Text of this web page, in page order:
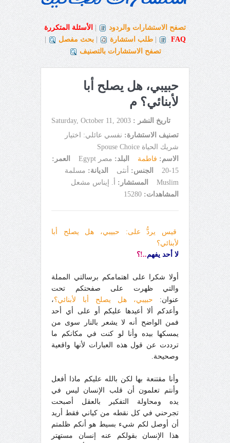
تصفح الاستشارات والردود
الأسئلة المتكررة
FAQ
طلب استشارة بحث مفصل
تصفح الاستشارات بالتصنيف
حبيبي، هل يصلح أبا
لأبنائي؟ م
تاريخ النشر : Saturday, October 11, 2003
تصنيف الاستشارة: نفسي عائلي: اختيار
شريك الحياة Spouse Choice
الاسم: فاطمة البلد: مصر Egypt
العمر:
15-20
الجنس: أنثى الديانة: مسلمة
Muslim
المستشار:
أ. إيناس مشعل
المشاهدات: 15280
قيس يردُّ على: حبيبي، هل يصلح أبا
لأبنائي؟
لا أحد يفهم..!؟
أولا شكرا على اهتمامكم برسالتي المملة
والتي ظهرت على صفحتكم تحت
عنوان: حبيبي، هل يصلح أبا لأبنائي؟،
وأعدكم ألا أعيدها عليكم أو على أي أحد
فمن الواضح أنه لا يشعر بالنار سوى من
يمسكها بيده وأنا لو كنت في مكانكم ما
ترددت عن قول هذه العبارات لأنها واقعية
وصحيحة.
وأنا مقتنعة بها لكن بالله عليكم ماذا أفعل
وأنتم تعلمون أن قلب الإنسان ليس في
يده ومحاولة التفكير بالعقل أصبحت
تجرحني في كل نقطه من كياني فقط أريد
أن أوصل لكم شيء بسيط هو أنكم ظلمتم
هذا الإنسان بقولكم عنه إنسان مستهتر